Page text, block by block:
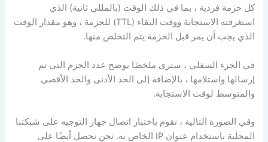
كل حزمة فردية ، بما في ذلك الوقت (بالمللي ثانية) الذي
استغرقته الاستجابة ووقت البقاء (TTL) للحزمة ، وهو مقدار الوقت
الذي يجب أن يمر قبل الحزمة يتم التخلص منها.
في الجزء السفلي ، سترى ملخصًا يوضح عدد الحزم التي تم
إرسالها واستلامها ، بالإضافة إلى الحد الأدنى والحد الأقصى
والمتوسط ​​لوقت الاستجابة.
وفي الصورة التالية ، نقوم باختبار اتصال جهاز التوجيه على شبكتنا
المحلية باستخدام عنوان IP الخاص به. نحن نحصل أيضًا على